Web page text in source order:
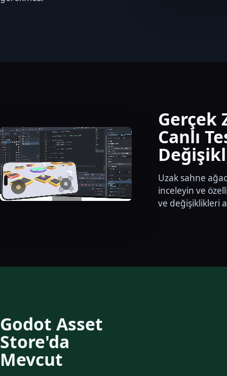
Gerçek
Canlı
Uzak sahne
inceleyin ve
ve değişiklikleri
Godot Asset
Store'da
Mevcut